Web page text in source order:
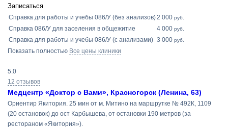
Записаться
Справка для работы и учебы 086/У (без анализов)2 000 руб.
Справка 086/У для заселения в общежитие 4 000 руб.
Справка для работы и учебы 086/У (с анализами) 3 000 руб.
Показать полностью Все цены клиники
5.0
12 отзывов
Медцентр «Доктор с Вами», Красногорск (Ленина, 63)
Ориентир Якитория. 25 мин от м. Митино на маршрутке № 492К, 1109
(20 остановок) до ост Карбышева, от остановки 190 метров (за
рестораном «Якитория»).